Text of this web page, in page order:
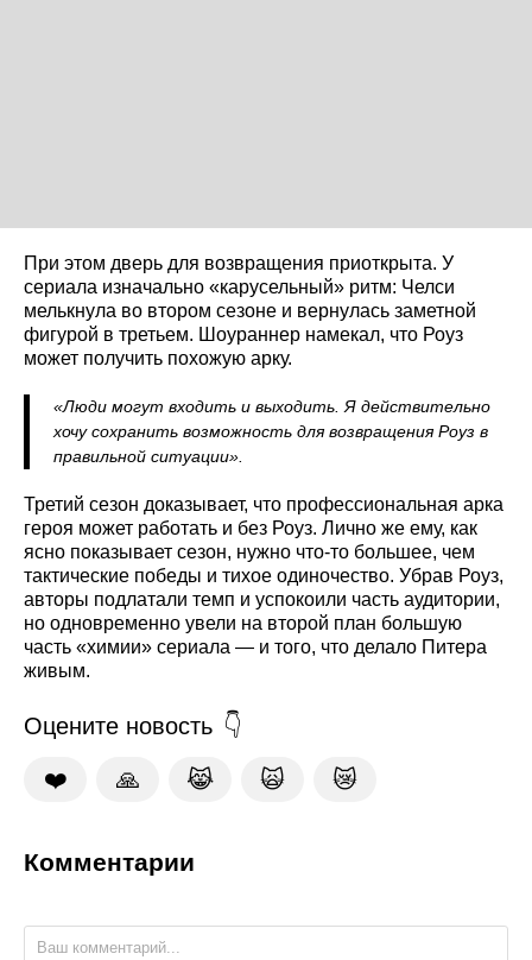
При этом дверь для возвращения приоткрыта. У
сериала изначально «карусельный» ритм: Челси
мелькнула во втором сезоне и вернулась заметной
фигурой в третьем. Шоураннер намекал, что Роуз
может получить похожую арку.
«Люди могут входить и выходить. Я действительно
хочу сохранить возможность для возвращения Роуз в
правильной ситуации».
Третий сезон доказывает, что профессиональная арка
героя может работать и без Роуз. Лично же ему, как
ясно показывает сезон, нужно что-то большее, чем
тактические победы и тихое одиночество. Убрав Роуз,
авторы подлатали темп и успокоили часть аудитории,
но одновременно увели на второй план большую
часть «химии» сериала — и того, что делало Питера
живым.
Оцените новость
❤️ 🙏 😹 🙀 😿
Комментарии